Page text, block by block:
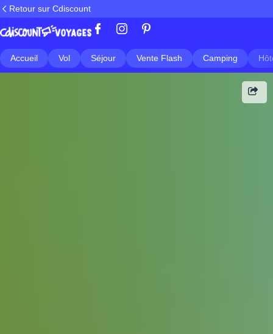
Retour sur Cdiscount
Accueil Vol Séjour Vente Flash Camping